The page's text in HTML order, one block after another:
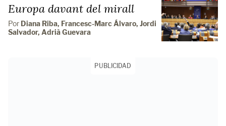
Europa davant del mirall
Por Diana Riba, Francesc-Marc Álvaro, Jordi
Salvador, Adrià Guevara
PUBLICIDAD